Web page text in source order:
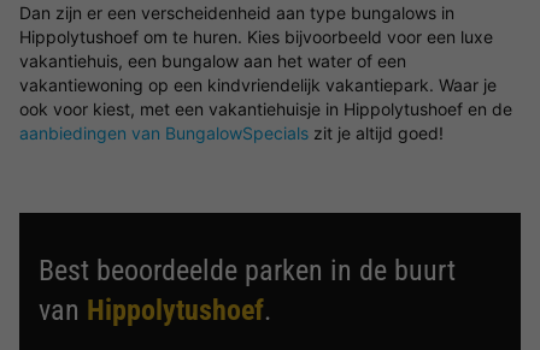
Dan zijn er een verscheidenheid aan type bungalows in
Hippolytushoef om te huren. Kies bijvoorbeeld voor een luxe
vakantiehuis, een bungalow aan het water of een
vakantiewoning op een kindvriendelijk vakantiepark. Waar je
ook voor kiest, met een vakantiehuisje in Hippolytushoef en de
aanbiedingen van BungalowSpecials zit je altijd goed!
Best beoordeelde parken in de buurt
van Hippolytushoef.